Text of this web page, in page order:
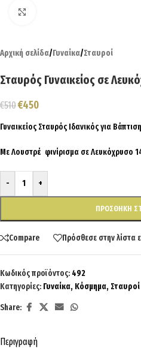
Αρχική σελίδα/Γυναίκα/Σταυροί
Σταυρός Γυναικείος σε
€510€450
Γυναικείος Σταυρός Ιδανικός για
Με Λουστρέ φινίρισμα σε Λευκόχρυσο
- +
ΠΡΟΣΘΉΚΗ
Compare Πρόσθεσε στην λίστα
Κωδικός προϊόντος: 492
Κατηγορίες: Γυναίκα, Κόσμημα, Σταυροί
Share:
Περιγραφή